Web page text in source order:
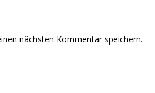
nächsten Kommentar speichern.